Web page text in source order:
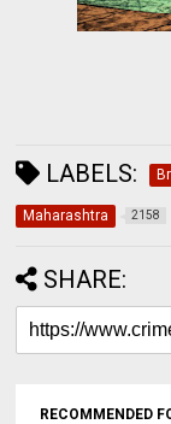
LABELS:
Maharashtra 2158
SHARE:
RECOMMENDED